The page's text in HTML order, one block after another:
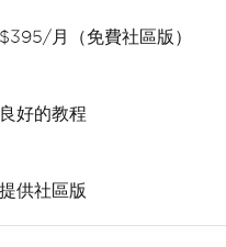
$395/月（免費社區版）
良好的教程
提供社區版